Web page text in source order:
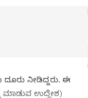
ನೀಡಿದ್ದರು. ಈ
ಉದ್ದೇಶ)